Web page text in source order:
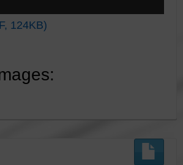
124KB)